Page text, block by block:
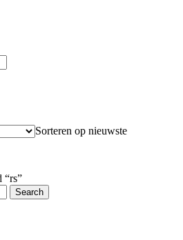
Sorteren op nieuwste
“rs”
Search